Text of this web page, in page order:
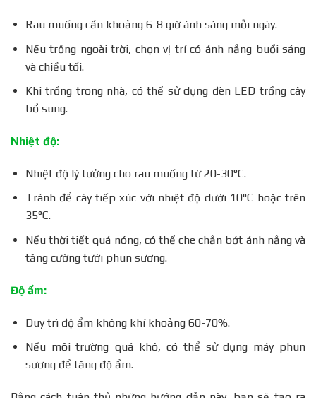
Rau muống cần khoảng 6-8 giờ ánh sáng mỗi ngày.
Nếu trồng ngoài trời, chọn vị trí có ánh nắng buổi sáng
và chiều tối.
Khi trồng trong nhà, có thể sử dụng đèn LED trồng cây
bổ sung.
Nhiệt độ:
Nhiệt độ lý tưởng cho rau muống từ 20-30°C.
Tránh để cây tiếp xúc với nhiệt độ dưới 10°C hoặc trên
35°C.
Nếu thời tiết quá nóng, có thể che chắn bớt ánh nắng và
tăng cường tưới phun sương.
Độ ẩm:
Duy trì độ ẩm không khí khoảng 60-70%.
Nếu môi trường quá khô, có thể sử dụng máy phun
sương để tăng độ ẩm.